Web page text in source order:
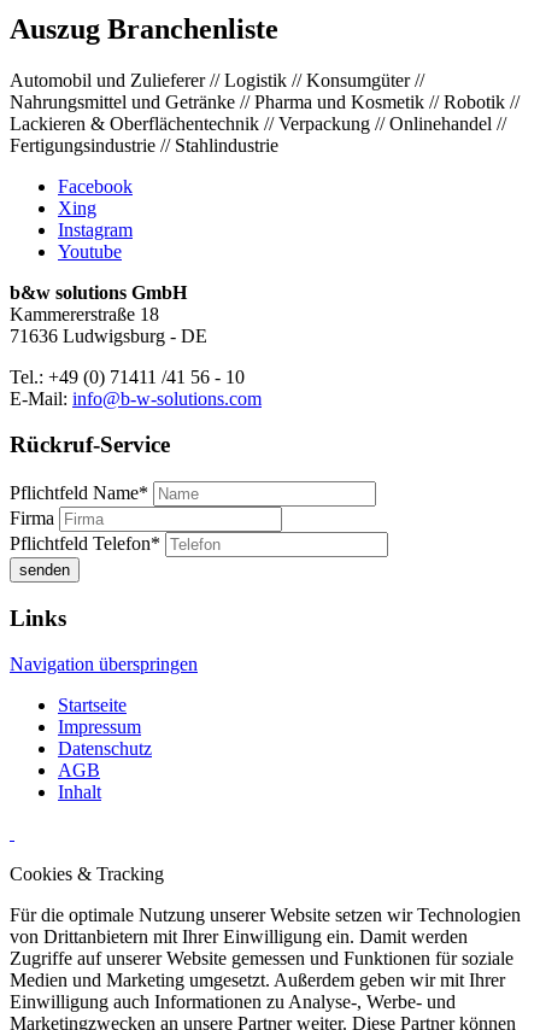
Auszug Branchenliste
Automobil und Zulieferer // Logistik // Konsumgüter //
Nahrungsmittel und Getränke // Pharma und Kosmetik // Robotik //
Lackieren & Oberflächentechnik // Verpackung // Onlinehandel //
Fertigungsindustrie // Stahlindustrie
Facebook
Xing
Instagram
Youtube
b&w solutions GmbH
Kammererstraße 18
71636 Ludwigsburg - DE
Tel.: +49 (0) 71411 /41 56 - 10
E-Mail: info@b-w-solutions.com
Rückruf-Service
Pflichtfeld Name*
Firma
Pflichtfeld Telefon*
senden
Links
Navigation überspringen
Startseite
Impressum
Datenschutz
AGB
Inhalt
Cookies & Tracking
Für die optimale Nutzung unserer Website setzen wir Technologien
von Drittanbietern mit Ihrer Einwilligung ein. Damit werden
Zugriffe auf unserer Website gemessen und Funktionen für soziale
Medien und Marketing umgesetzt. Außerdem geben wir mit Ihrer
Einwilligung auch Informationen zu Analyse-, Werbe- und
Marketingzwecken an unsere Partner weiter. Diese Partner können